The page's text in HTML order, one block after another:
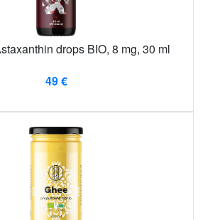
drops BIO, 8 mg, 30 ml
49 €